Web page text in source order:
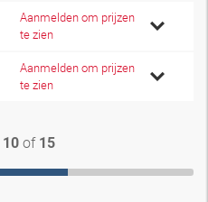
Aanmelden om prijzen
te zien
Aanmelden om prijzen
te zien
10of 15